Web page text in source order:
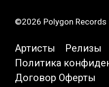
©2026 Polygon Records
Артисты Релизы
Политика
Договор Оферты